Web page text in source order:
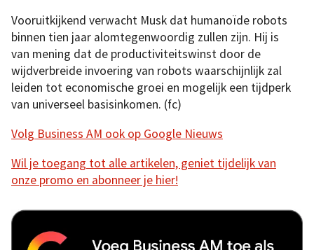
Vooruitkijkend verwacht Musk dat humanoïde robots
binnen tien jaar alomtegenwoordig zullen zijn. Hij is
van mening dat de productiviteitswinst door de
wijdverbreide invoering van robots waarschijnlijk zal
leiden tot economische groei en mogelijk een tijdperk
van universeel basisinkomen. (fc)
Volg Business AM ook op Google Nieuws
Wil je toegang tot alle artikelen, geniet tijdelijk van
onze promo en abonneer je hier!